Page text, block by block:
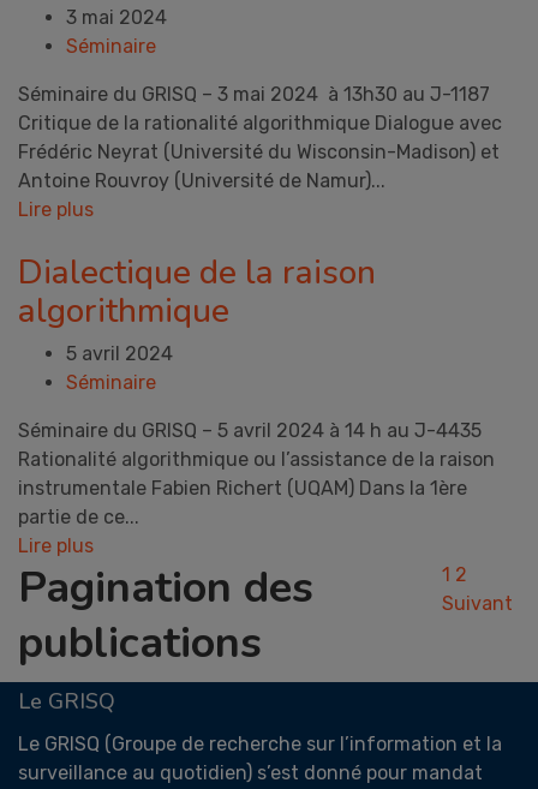
3 mai 2024
Séminaire
Séminaire du GRISQ – 3 mai 2024 à 13h30 au J-1187
Critique de la rationalité algorithmique Dialogue avec
Frédéric Neyrat (Université du Wisconsin-Madison) et
Antoine Rouvroy (Université de Namur)...
Lire plus
Dialectique de la raison
algorithmique
5 avril 2024
Séminaire
Séminaire du GRISQ – 5 avril 2024 à 14 h au J-4435
Rationalité algorithmique ou l’assistance de la raison
instrumentale Fabien Richert (UQAM) Dans la 1ère
partie de ce...
Lire plus
Pagination des
publications
1 2
Suivant
Le GRISQ
Le GRISQ (Groupe de recherche sur l’information et la
surveillance au quotidien) s’est donné pour mandat